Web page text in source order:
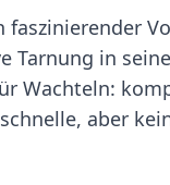
Tarnung in
Wachteln:
aber